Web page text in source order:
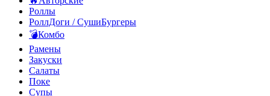
Роллы
РоллДоги / СушиБургеры
💣Комбо
Рамены
Закуски
Салаты
Поке
Супы